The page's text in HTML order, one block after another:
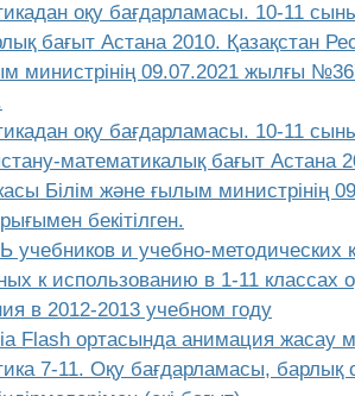
оқу бағдарламасы. 10-11
бағыт Аcтана 2010. Қазақстан
министрінің 09.07.2021 жылғы
оқу бағдарламасы. 10-11
математикалық бағыт Аcтана
Білім және ғылым министрінің
бекітілген.
и учебно-методических
к использованию в 1-11 классах
в 2012-2013 учебном году
Flash ортасында анимация жасау
7-11. Оқу бағдарламасы,